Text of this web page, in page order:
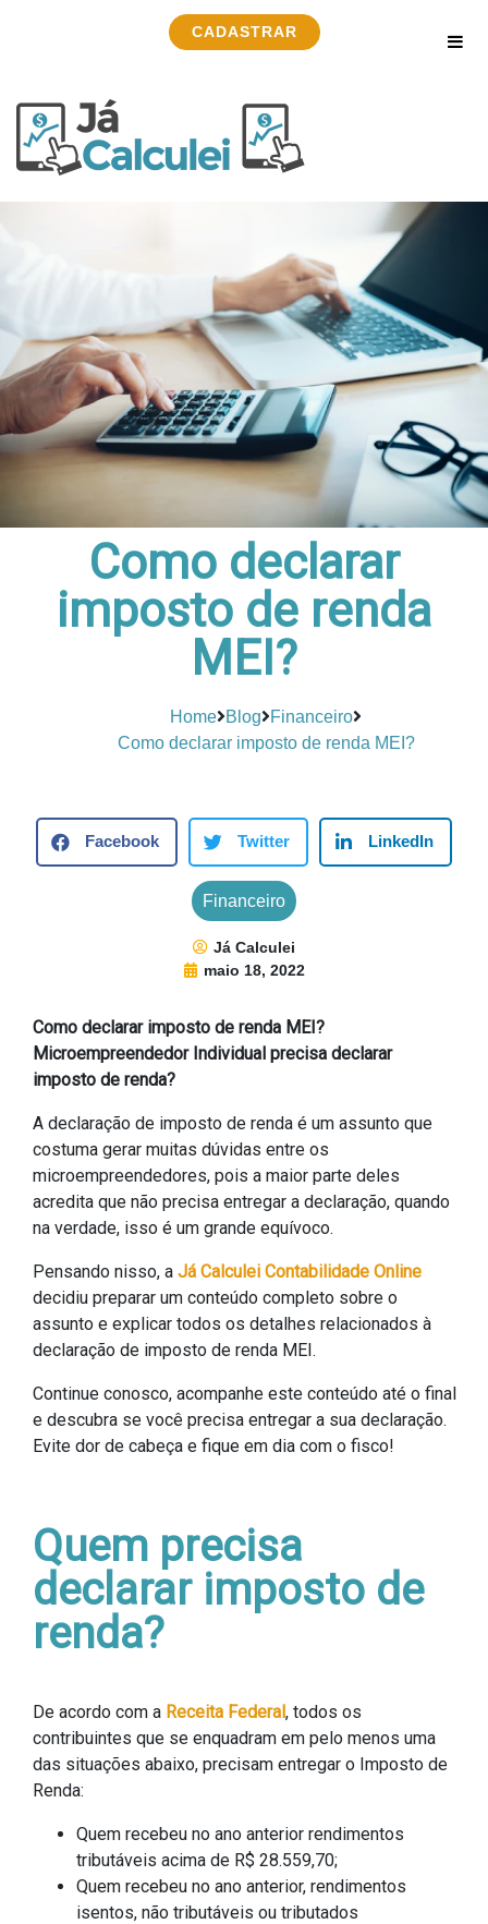
CADASTRAR
Como declarar
imposto de renda
MEI?
Home Blog
Financeiro
Como declarar imposto de renda MEI?
Facebook Twitter LinkedIn
Financeiro
Já Calculei
maio 18, 2022
Como declarar imposto de renda MEI?
Microempreendedor Individual precisa declarar
imposto de renda?
A declaração de imposto de renda é um assunto que
costuma gerar muitas dúvidas entre os
microempreendedores, pois a maior parte deles
acredita que não precisa entregar a declaração, quando
na verdade, isso é um grande equívoco.
Pensando nisso, a Já Calculei Contabilidade Online
decidiu preparar um conteúdo completo sobre o
assunto e explicar todos os detalhes relacionados à
declaração de imposto de renda MEI.
Continue conosco, acompanhe este conteúdo até o final
e descubra se você precisa entregar a sua declaração.
Evite dor de cabeça e fique em dia com o fisco!
Quem precisa
declarar imposto de
renda?
De acordo com a Receita Federal, todos os
contribuintes que se enquadram em pelo menos uma
das situações abaixo, precisam entregar o Imposto de
Renda:
Quem recebeu no ano anterior rendimentos
tributáveis acima de R$ 28.559,70;
Quem recebeu no ano anterior, rendimentos
isentos, não tributáveis ou tributados